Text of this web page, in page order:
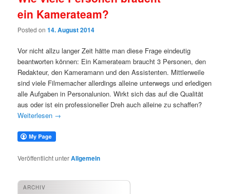
ein Kamerateam?
Posted on14. August 2014
Vor nicht allzu langer Zeit hätte man diese Frage eindeutig
beantworten können: Ein Kamerateam braucht 3 Personen, den
Redakteur, den Kameramann und den Assistenten. Mittlerweile
sind viele Filmemacher allerdings alleine unterwegs und erledigen
alle Aufgaben in Personalunion. Wirkt sich das auf die Qualität
aus oder ist ein professioneller Dreh auch alleine zu schaffen?
Weiterlesen →
Veröffentlicht unterAllgemein
ARCHIV